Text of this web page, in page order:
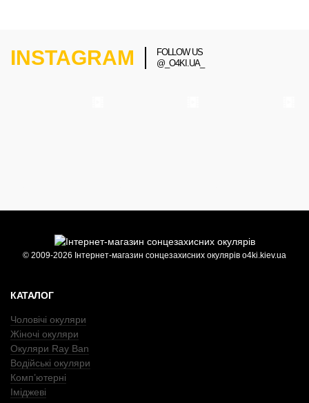
INSTAGRAM
FOLLOW US
@_O4KI.UA_
© 2009-2026 Інтернет-магазин сонцезахисних окулярів o4ki.kiev.ua
КАТАЛОГ
Чоловічі окуляри
Жіночі окуляри
Окуляри Ray Ban
Водійські окуляри
Комп’ютерні
Іміджеві